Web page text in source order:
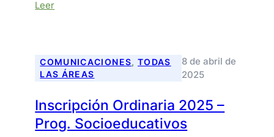
Leer:
06
de
2025
COMUNICACIONES, TODAS
LAS ÁREAS
8 de abril de
2025
Inscripción Ordinaria 2025 –
Prog. Socioeducativos